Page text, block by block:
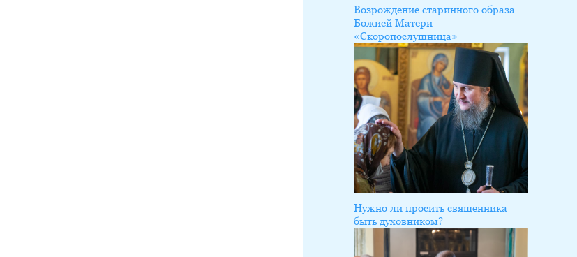
Возрождение старинного образа
Божией Матери
«Скоропослушница»
Нужно ли просить священника
быть духовником?